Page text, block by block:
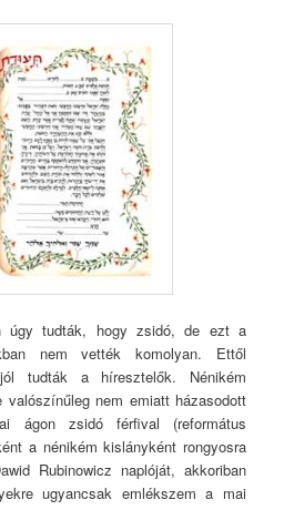
úgy tudták, hogy zsidó, de ezt a
nem vették komolyan. Ettől
tudták a híresztelők. Nénikém
nem emiatt házasodott
ágon zsidó férfival (református
a nénikém kislányként rongyosra
Rubinowicz naplóját, akkoriban
ugyancsak emlékszem a mai